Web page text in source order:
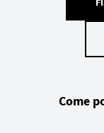
Come